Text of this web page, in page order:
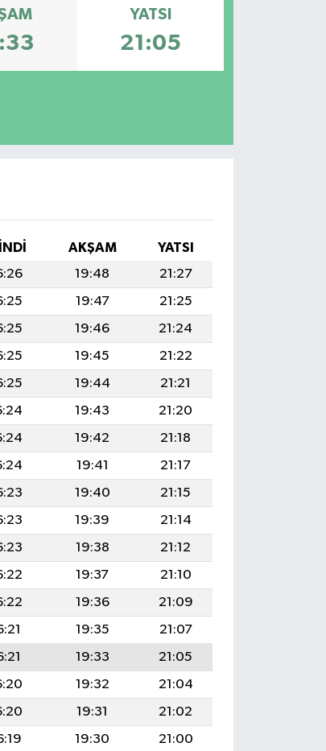
YATSI
21:05
AKŞAM
YATSI
19:48
21:27
19:47
21:25
19:46
21:24
19:45
21:22
19:44
21:21
19:43
21:20
19:42
21:18
19:41
21:17
19:40
21:15
19:39
21:14
19:38
21:12
19:37
21:10
19:36
21:09
19:35
21:07
19:33
21:05
19:32
21:04
19:31
21:02
19:30
21:00